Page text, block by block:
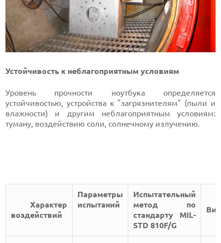
Устойчивость к неблагоприятным условиям
Уровень прочности ноутбука определяется
устойчивостью, устройства к "загрязнителям" (пыли и
влажности) и другим неблагоприятным условиям:
туману, воздействию соли, солнечному излучению.
Характер
воздействий
Параметры
испытаний
Испытательный
метод по
стандарту MIL-
STD 810F/G